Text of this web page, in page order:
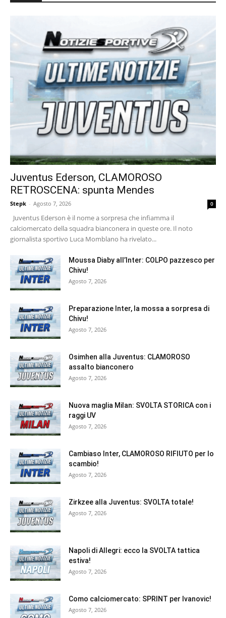
Juventus Ederson, CLAMOROSO
RETROSCENA: spunta Mendes
Stepk - Agosto 7, 2026 0
Juventus Ederson è il nome a sorpresa che infiamma il
calciomercato della squadra bianconera in queste ore. Il noto
giornalista sportivo Luca Momblano ha rivelato...
Moussa Diaby all’Inter: COLPO pazzesco per
Chivu!
Agosto 7, 2026
Preparazione Inter, la mossa a sorpresa di
Chivu!
Agosto 7, 2026
Osimhen alla Juventus: CLAMOROSO
assalto bianconero
Agosto 7, 2026
Nuova maglia Milan: SVOLTA STORICA con i
raggi UV
Agosto 7, 2026
Cambiaso Inter, CLAMOROSO RIFIUTO per lo
scambio!
Agosto 7, 2026
Zirkzee alla Juventus: SVOLTA totale!
Agosto 7, 2026
Napoli di Allegri: ecco la SVOLTA tattica
estiva!
Agosto 7, 2026
Como calciomercato: SPRINT per Ivanovic!
Agosto 7, 2026